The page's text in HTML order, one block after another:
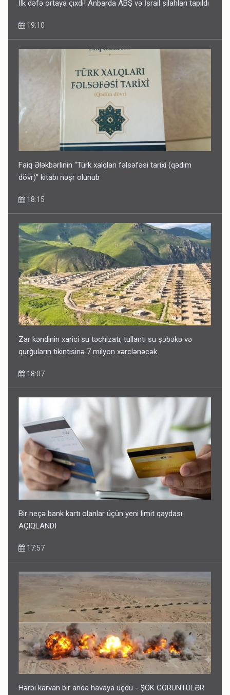
Media və Yayım Şurasına əlavə hüquq və vəzifələr verilib
13:24
Kartdan karta istədiyiniz qədər köçürmə edə bilərsiniz -
VİDEO
11:06
İlk dəfə ortaya çıxdı! Anbarda ABŞ və İsrail silahları tapıldı
19:10
Faiq Ələkbərlinin “Türk xalqları fəlsəfəsi tarixi (qədim
dövr)” kitabı nəşr olunub
18:15
Zar kəndinin xarici su təchizatı, tullantı su şəbəkə və
qurğuların tikintisinə 7 milyon xərclənəcək
18:07
Bir neçə bank kartı olanlar üçün yeni limit qaydası
AÇIQLANDI
17:57
Hərbi karvan bir anda havaya uçdu - ŞOK GÖRÜNTÜLƏR